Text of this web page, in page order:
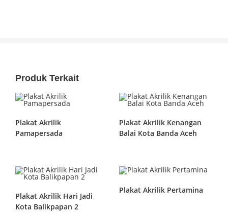
Produk Terkait
Plakat Akrilik
Pamapersada
Plakat Akrilik Kenangan
Balai Kota Banda Aceh
Plakat Akrilik Hari Jadi
Kota Balikpapan 2
Plakat Akrilik Pertamina